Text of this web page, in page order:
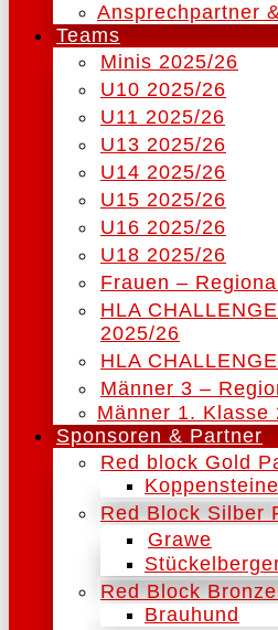
Ansprechpartner
Teams
Minis 2025/26
U10 2025/26
U11 2025/26
U13 2025/26
U14 2025/26
U15 2025/26
U16 2025/26
U18 2025/26
Frauen –
HLA
2025/26
HLA
Männer 3 –
Männer 1. Klasse
Sponsoren & Partner
Red block Gold
Red Block Silber
Grawe
Red Block
Brauhund